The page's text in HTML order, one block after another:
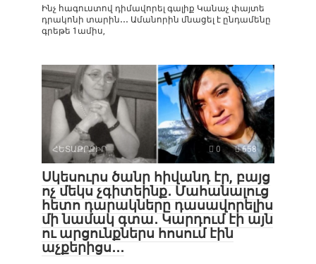
Ինչ հագուստով դիմավորել գալիք Կանաչ փայտե
դրակոնի տարին․․․ Ամանորին մնացել է ընդամենը
գրեթե 1ամիս,
ՀԵՏԱՔՐՔԻՐ 0 658
Սկեսուրս ծանր հիվանդ էր, բայց
ոչ մեկս չգիտեինք․ Մահանալուց
հետո դարակները դասավորելիս
մի նամակ գտա․ Կարդում էի այն
ու արցունքներս հոսում էին
աչքերիցս․․․